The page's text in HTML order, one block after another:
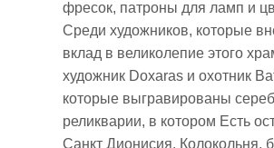
фресок, патроны для ламп и
Среди художников, которые
вклад в великолепие этого
художник Doxaras и охотник
которые выгравированы
реликварии, в котором Есть
Санкт Дионисия. Колокольня,